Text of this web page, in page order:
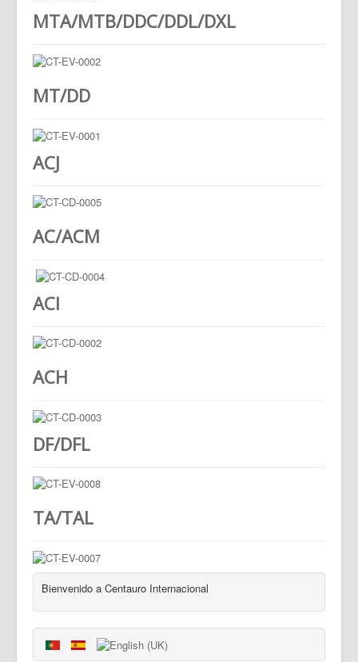
MTA/MTB/DDC/DDL/DXL
MT/DD
ACJ
AC/ACM
ACI
ACH
DF/DFL
TA/TAL
Bienvenido a Centauro Internacional